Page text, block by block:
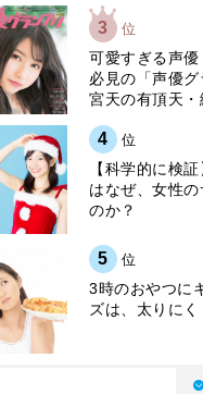
3 位
可愛すぎる声
必見の「声優
宮天の有頂天・
4 位
【科学的に検
はなぜ、女性
のか？
5 位
3時のおやつに
ズは、太りに